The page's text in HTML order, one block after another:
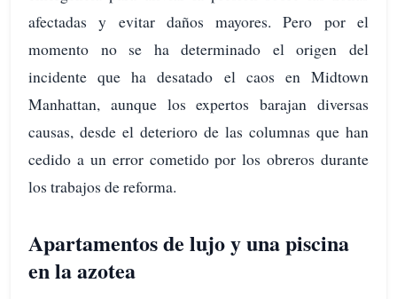
afectadas y evitar daños mayores. Pero por el
momento no se ha determinado el origen del
incidente que ha desatado el caos en Midtown
Manhattan, aunque los expertos barajan diversas
causas, desde el deterioro de las columnas que han
cedido a un error cometido por los obreros durante
los trabajos de reforma.
Apartamentos de lujo y una piscina
en la azotea